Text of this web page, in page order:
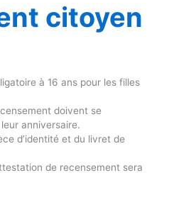
citoyen
à 16 ans pour les filles
doivent se
anniversaire.
d’identité et du livret de
de recensement sera